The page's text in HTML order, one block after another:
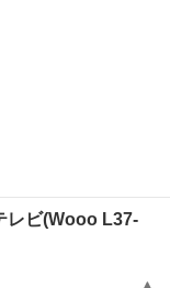
レビ(Wooo L37-